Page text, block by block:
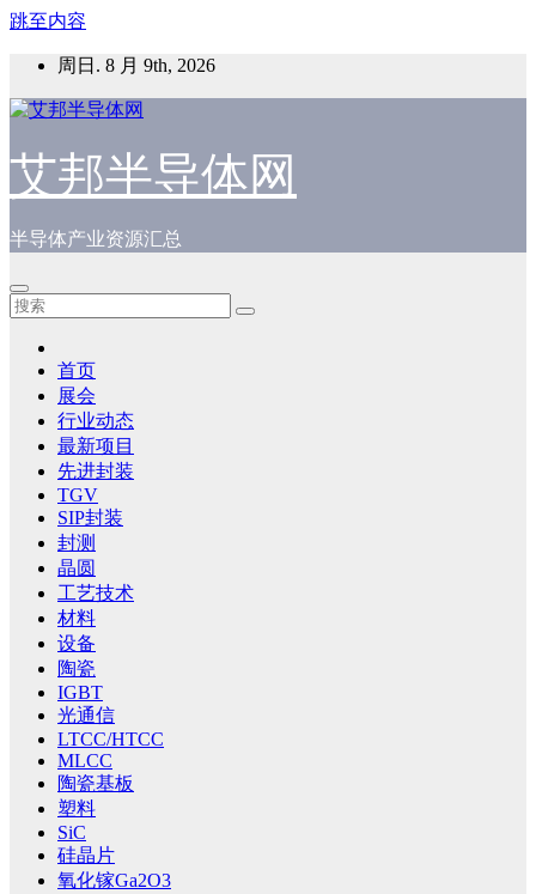
跳至内容
周日. 8 月 9th, 2026
艾邦半导体网
半导体产业资源汇总
首页
展会
行业动态
最新项目
先进封装
TGV
SIP封装
封测
晶圆
工艺技术
材料
设备
陶瓷
IGBT
光通信
LTCC/HTCC
MLCC
陶瓷基板
塑料
SiC
硅晶片
氧化镓Ga2O3